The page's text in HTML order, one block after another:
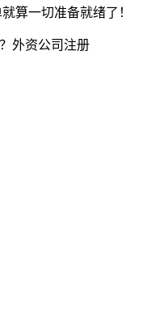
算一切准备就绪了！